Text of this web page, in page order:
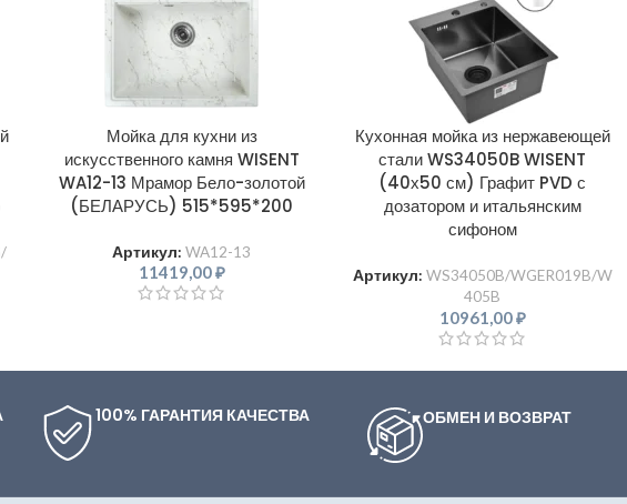
Мойка для кухни из
искусственного камня WISENT
WA12-13 Мрамор Бело-золотой
(БЕЛАРУСЬ) 515*595*200
Артикул:WA12-13
11419,00₽
Кухонная мойка из нержавеющей
стали WS34050B WISENT
(40х50 см) Графит PVD с
дозатором и итальянским
сифоном
Артикул: WS34050B/WGER019B/W
405B
10961,00₽
100% ГАРАНТИЯ КАЧЕСТВА ОБМЕН И ВОЗВРАТ